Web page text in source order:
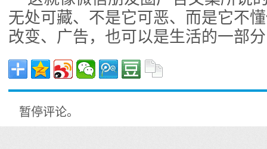
无处可藏、不是它可恶、而是它不
改变、广告，也可以是生活的一部分
暂停评论。